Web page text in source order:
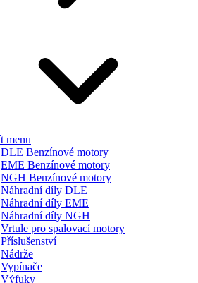
menu
DLE Benzínové motory
EME Benzínové motory
NGH Benzínové motory
Náhradní díly DLE
Náhradní díly EME
Náhradní díly NGH
Vrtule pro spalovací motory
Příslušenství
Nádrže
Vypínače
Výfuky